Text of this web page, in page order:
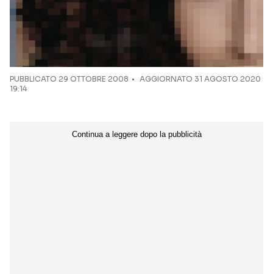
PUBBLICATO 29 OTTOBRE 2008
AGGIORNATO 31 AGOSTO 2020
19:14